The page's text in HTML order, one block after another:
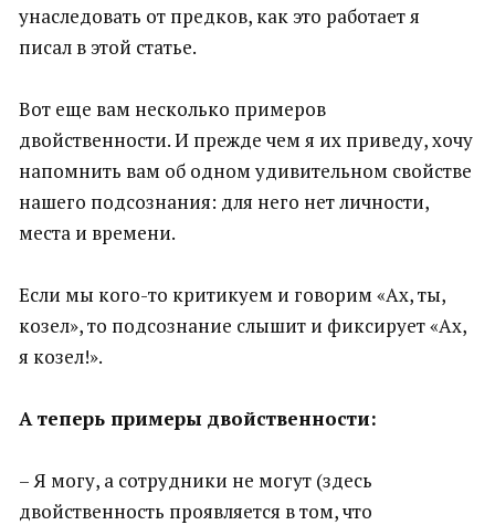
унаследовать от предков, как это работает я
писал в этой статье.
Вот еще вам несколько примеров
двойственности. И прежде чем я их приведу, хочу
напомнить вам об одном удивительном свойстве
нашего подсознания: для него нет личности,
места и времени.
Если мы кого-то критикуем и говорим «Ах, ты,
козел», то подсознание слышит и фиксирует «Ах,
я козел!».
А теперь примеры двойственности:
– Я могу, а сотрудники не могут (здесь
двойственность проявляется в том, что